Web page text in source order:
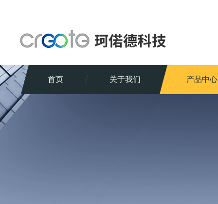
首页 关于我们 产品中心